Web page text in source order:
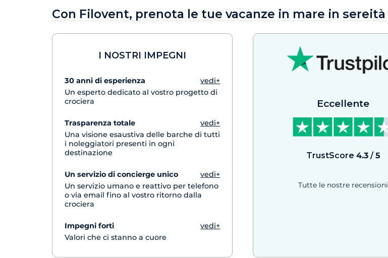
Con Filovent, prenota le tue vacanze in mare in sereità
I NOSTRI IMPEGNI
30 anni di esperienza
vedi+
Un esperto dedicato al vostro progetto di
crociera
Trasparenza totale
vedi+
Una visione esaustiva delle barche di tutti
i noleggiatori presenti in ogni
destinazione
Un servizio di concierge unico
vedi+
Un servizio umano e reattivo per telefono
o via email fino al vostro ritorno dalla
crociera
Impegni forti
vedi+
Valori che ci stanno a cuore
Eccellente
TrustScore 4.3/5
Tutte le nostre recensioni